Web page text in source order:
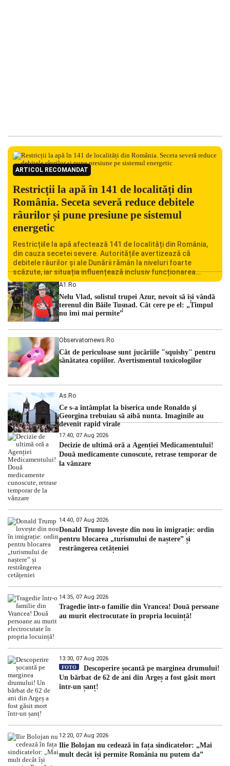
ARTICOL RECOMANDAT
Restricții la apă în 141 de localități din
România. Seceta severă reduce debitele
râurilor și pune presiune pe sistemul
energetic
Restricțiile la apă afectează 141 de localități din România,
din cauza secetei severe. Autoritățile avertizează că
debitele râurilor și ale Dunării rămân la niveluri foarte
scăzute, iar situația influențează inclusiv funcționarea
Centralei Nucleare de la Cernavodă. România se confruntă
cu una dintre cele mai dificile perioade din punct de vedere
hidrologic din ultimii ani. Lipsa […]
A1.ro
Nelu Vlad, solistul trupei Azur, nevoit să își vândă
terenul din Băile Tușnad. Cât cere pe el: „Timpul
nu îmi mai permite”
Observatornews.ro
Cât de periculoase sunt jucăriile "squishy" pentru
sănătatea copiilor. Avertismentul toxicologilor
As.ro
Ce s-a întâmplat la biserica unde Ronaldo şi
Georgina trebuiau să aibă nunta. Imaginile au
devenit rapid virale
17:40, 07 Aug 2026
Decizie de ultimă oră a Agenției Medicamentului!
Două medicamente cunoscute, retrase temporar de
la vânzare
14:40, 07 Aug 2026
Donald Trump lovește din nou în imigrație: ordin
pentru blocarea „turismului de naștere” și
restrângerea cetățeniei
14:35, 07 Aug 2026
Tragedie într-o familie din Vrancea! Două persoane
au murit electrocutate în propria locuință!
13:30, 07 Aug 2026
FOTO
Descoperire șocantă pe marginea drumului!
Un bărbat de 62 de ani din Argeș a fost găsit mort
într-un șanț!
12:20, 07 Aug 2026
Ilie Bolojan nu cedează în fața sindicatelor: „Mai
mult decât își permite România nu putem da”